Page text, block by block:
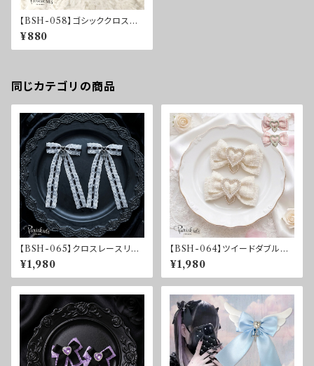
【BSH-058】ゴシッククロスリ
ボンクリップ
¥880
同じカテゴリの商品
【BSH-065】クロスレースリボ
ンクリップ
¥1,980
【BSH-064】ツイードダブルハ
ートリボンクリップ
¥1,980